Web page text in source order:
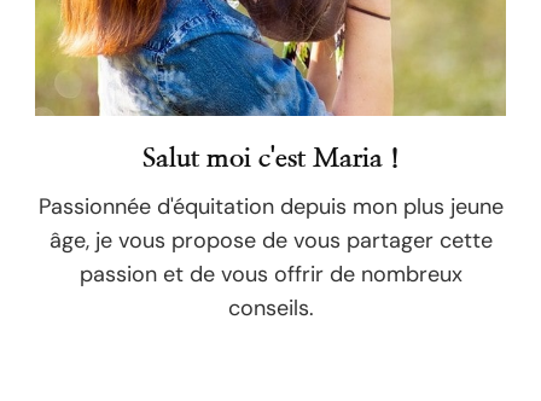
Salut moi c'est Maria !
Passionnée d'équitation depuis mon plus jeune
âge, je vous propose de vous partager cette
passion et de vous offrir de nombreux
conseils.